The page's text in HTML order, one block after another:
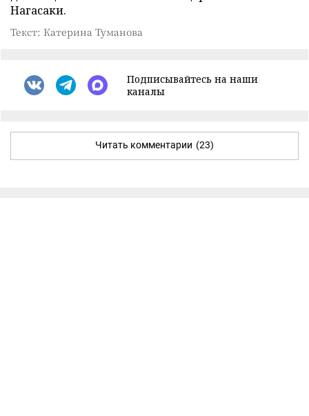
Нагасаки.
Текст: Катерина Туманова
Подписывайтесь на наши
каналы
Читать комментарии (23)